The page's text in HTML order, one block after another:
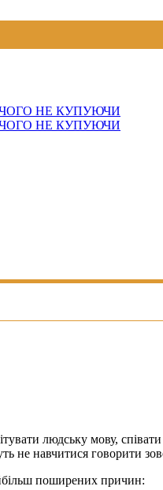
НЕ КУПУЮЧИ
НЕ КУПУЮЧИ
людську мову,
не навчитися говорити
поширених причин: